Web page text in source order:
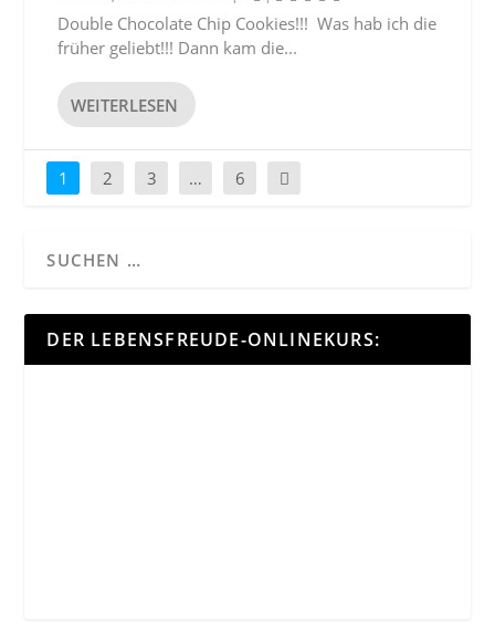
Double Chocolate Chip Cookies!!! Was hab ich die
früher geliebt!!! Dann kam die...
WEITERLESEN
1 2 3 … 6
DER LEBENSFREUDE-ONLINEKURS: